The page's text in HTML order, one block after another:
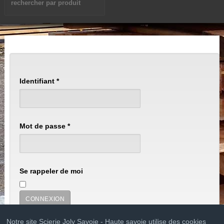
Identifiant*
Mot de passe*
Se rappeler de moi
CONNEXION
Notre site Scierie Joly Savoie - Haute savoie utilise des cookies